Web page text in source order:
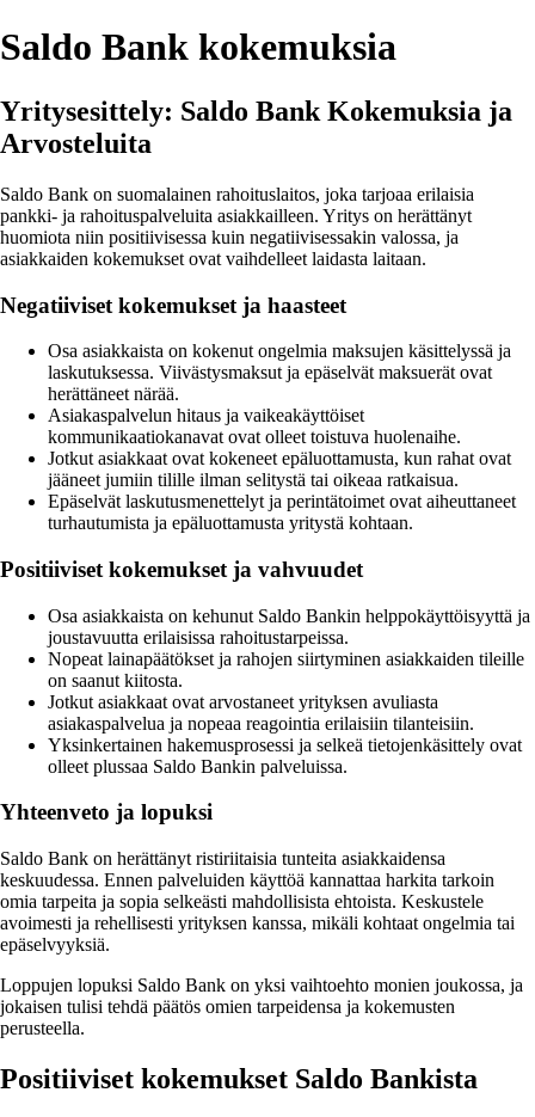
Saldo Bank kokemuksia
Yritysesittely: Saldo Bank Kokemuksia ja
Arvosteluita
Saldo Bank on suomalainen rahoituslaitos, joka tarjoaa erilaisia
pankki- ja rahoituspalveluita asiakkailleen. Yritys on herättänyt
huomiota niin positiivisessa kuin negatiivisessakin valossa, ja
asiakkaiden kokemukset ovat vaihdelleet laidasta laitaan.
Negatiiviset kokemukset ja haasteet
Osa asiakkaista on kokenut ongelmia maksujen käsittelyssä ja
laskutuksessa. Viivästysmaksut ja epäselvät maksuerät ovat
herättäneet närää.
Asiakaspalvelun hitaus ja vaikeakäyttöiset
kommunikaatiokanavat ovat olleet toistuva huolenaihe.
Jotkut asiakkaat ovat kokeneet epäluottamusta, kun rahat ovat
jääneet jumiin tilille ilman selitystä tai oikeaa ratkaisua.
Epäselvät laskutusmenettelyt ja perintätoimet ovat aiheuttaneet
turhautumista ja epäluottamusta yritystä kohtaan.
Positiiviset kokemukset ja vahvuudet
Osa asiakkaista on kehunut Saldo Bankin helppokäyttöisyyttä ja
joustavuutta erilaisissa rahoitustarpeissa.
Nopeat lainapäätökset ja rahojen siirtyminen asiakkaiden tileille
on saanut kiitosta.
Jotkut asiakkaat ovat arvostaneet yrityksen avuliasta
asiakaspalvelua ja nopeaa reagointia erilaisiin tilanteisiin.
Yksinkertainen hakemusprosessi ja selkeä tietojenkäsittely ovat
olleet plussaa Saldo Bankin palveluissa.
Yhteenveto ja lopuksi
Saldo Bank on herättänyt ristiriitaisia tunteita asiakkaidensa
keskuudessa. Ennen palveluiden käyttöä kannattaa harkita tarkoin
omia tarpeita ja sopia selkeästi mahdollisista ehtoista. Keskustele
avoimesti ja rehellisesti yrityksen kanssa, mikäli kohtaat ongelmia tai
epäselvyyksiä.
Loppujen lopuksi Saldo Bank on yksi vaihtoehto monien joukossa, ja
jokaisen tulisi tehdä päätös omien tarpeidensa ja kokemusten
perusteella.
Positiiviset kokemukset Saldo Bankista